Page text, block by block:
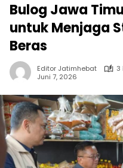
Bulog Jawa
untuk Menjaga
Beras
Editor Jatimhebat
3
Juni 7, 2026